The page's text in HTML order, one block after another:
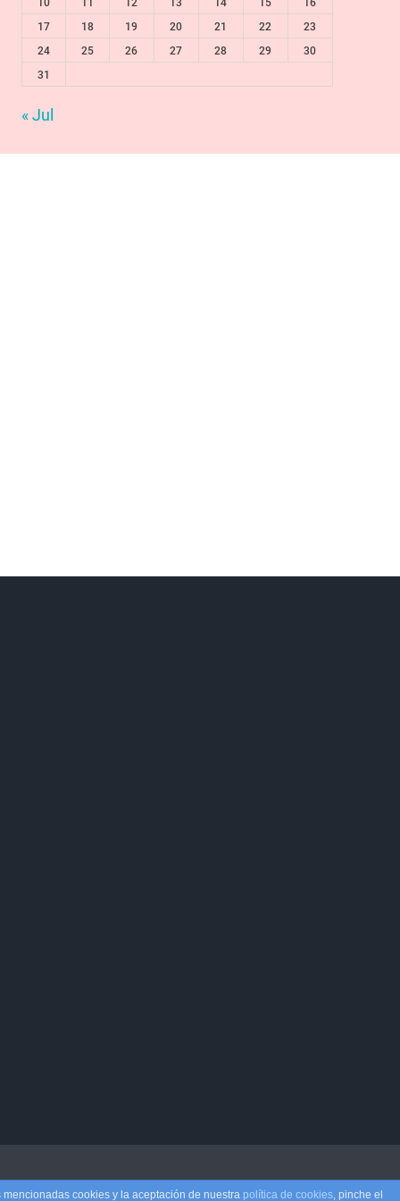
10
11 12 13 14 15
16
17
18 19 20 21 22
23
24
25 26 27 28 29
30
31
« Jul
cookies y la aceptación de nuestra política de cookies, pinche el